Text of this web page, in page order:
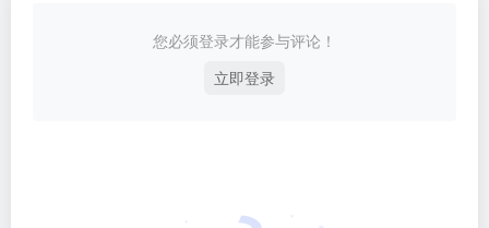
您必须登录才能参与评论！
立即登录